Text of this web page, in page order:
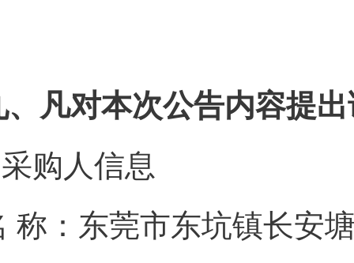
、凡对本次公告内容提
购人信息
称：东莞市东坑镇